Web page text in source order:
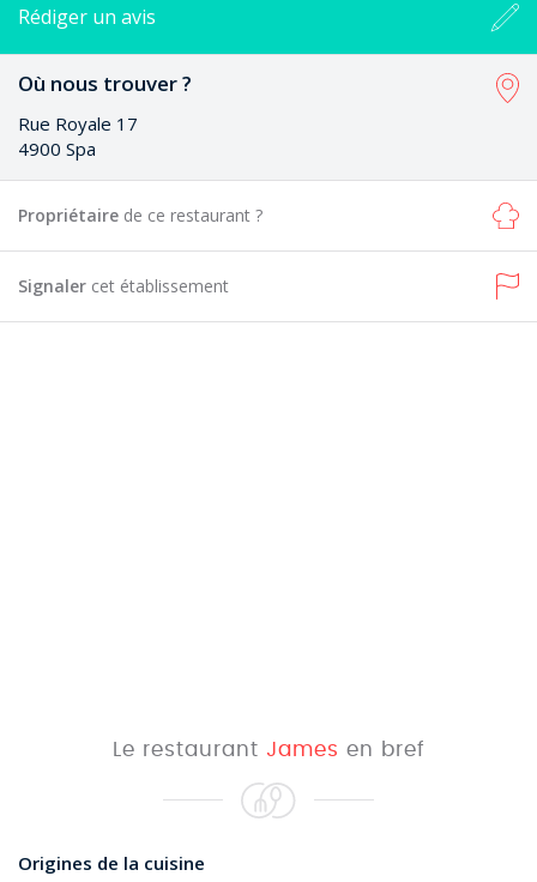
Rédiger un avis
Où nous trouver ?
Rue Royale 17
4900 Spa
Propriétaire de ce restaurant ?
Signaler cet établissement
Le restaurant James en bref
Origines de la cuisine